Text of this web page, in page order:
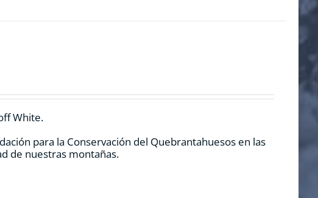
White.
para la Conservación del Quebrantahuesos en las
de nuestras montañas.